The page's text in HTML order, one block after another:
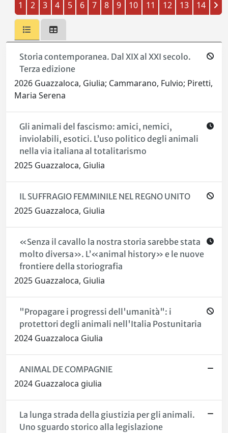
1
2 3 4 5 6 7 8 9 10 11 12 13 14
Storia contemporanea. Dal XIX al XXI secolo.
Terza edizione
2026 Guazzaloca, Giulia; Cammarano, Fulvio; Piretti,
Maria Serena
Gli animali del fascismo: amici, nemici,
inviolabili, esotici. L’uso politico degli animali
nella via italiana al totalitarismo
2025 Guazzaloca, Giulia
IL SUFFRAGIO FEMMINILE NEL REGNO UNITO
2025 Guazzaloca, Giulia
«Senza il cavallo la nostra storia sarebbe stata
molto diversa». L’«animal history» e le nuove
frontiere della storiografia
2025 Guazzaloca, Giulia
"Propagare i progressi dell'umanità": i
protettori degli animali nell'Italia Postunitaria
2024 Guazzaloca Giulia
ANIMAL DE COMPAGNIE
2024 Guazzaloca giulia
La lunga strada della giustizia per gli animali.
Uno sguardo storico alla legislazione